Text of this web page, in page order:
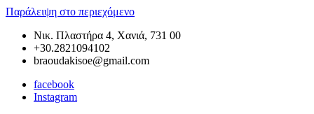
Παράλειψη στο περιεχόμενο
Νικ. Πλαστήρα 4, Χανιά, 731 00
+30.2821094102
braoudakisoe@gmail.com
facebook
Instagram